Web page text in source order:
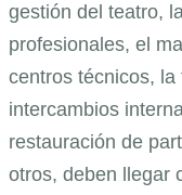
gestión del teatro,
profesionales, el
centros técnicos, la
intercambios
restauración de
otros, deben llegar